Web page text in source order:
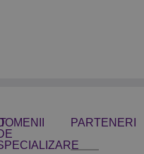
PARTENERI